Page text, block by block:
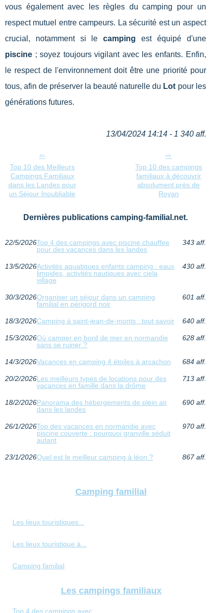
vous également avec les règles du camping pour un
respect mutuel entre campeurs. La sécurité est un aspect
crucial, notamment si lecamping est équipé d'une
piscine ; soyez toujours vigilant avec les enfants. Enfin,
le respect de l'environnement doit être une priorité pour
tous, afin de préserver la beauté naturelle du Lot pour les
générations futures.
13/04/2024 14:14 - 1 340 aff.
Top 10 des Meilleurs
Campings Familiaux
dans les Landes pour
un Séjour Inoubliable
Top 10 des campings
familiaux à découvrir
absolument près de
Royan
Dernières publications camping-familial.net.
22/5/2026Top 4 des campings avec piscine chauffee
pour des vacances dans les landes
343 aff.
13/5/2026Activités aquatiques enfants camping : eaux
limpides, activités nautiques avec ciela
village
430 aff.
30/3/2026Organiser un séjour dans un camping
familial en périgord noir
601 aff.
18/3/2026Camping à saint-jean-de-monts : tout savoir 640 aff.
15/3/2026Où camper en bord de mer en normandie
sans se ruiner ?
628 aff.
14/3/2026Vacances en camping 4 étoiles à arcachon 684 aff.
20/2/2026Les meilleurs types de locations pour des
vacances en famille dans la drôme
713 aff.
18/2/2026Panorama des hébergements de plein air
dans les landes
690 aff.
26/1/2026Top des vacances en normandie avec
piscine couverte : pourquoi granville séduit
autant
970 aff.
23/1/2026Quel est le meilleur camping à léon ? 867 aff.
Camping familial
Les lieux touristiques...
Les lieux touristique à...
Camping familial
Les campings familiaux
Top 4 des campings avec...